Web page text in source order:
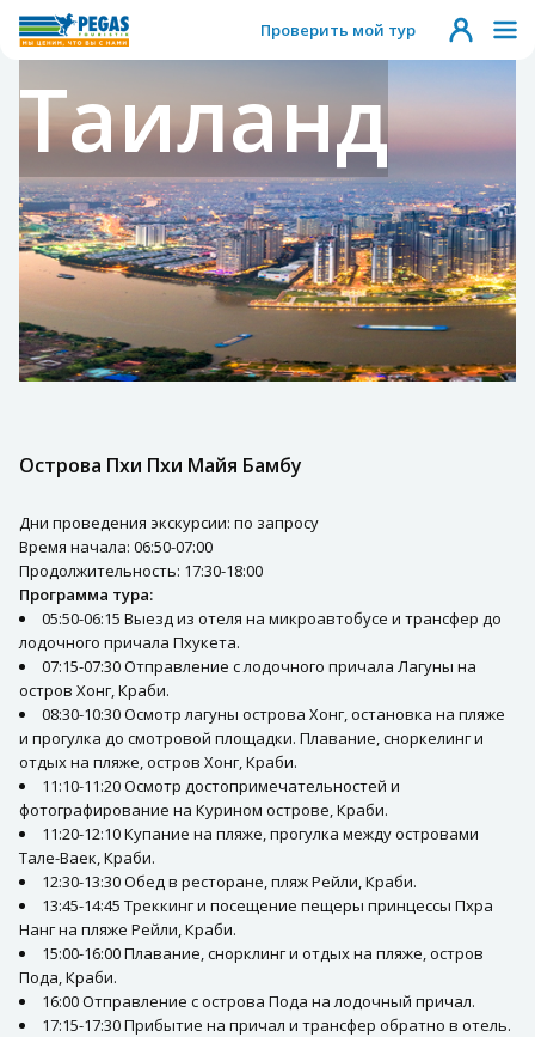
Проверить мой тур
Таиланд
Острова Пхи Пхи Майя Бамбу
Дни проведения экскурсии: по запросу
Время начала: 06:50-07:00
Продолжительность: 17:30-18:00
Программа тура:
05:50-06:15 Выезд из отеля на микроавтобусе и трансфер до
лодочного причала Пхукета.
07:15-07:30 Отправление с лодочного причала Лагуны на
остров Хонг, Краби.
08:30-10:30 Осмотр лагуны острова Хонг, остановка на пляже
и прогулка до смотровой площадки. Плавание, сноркелинг и
отдых на пляже, остров Хонг, Краби.
11:10-11:20 Осмотр достопримечательностей и
фотографирование на Курином острове, Краби.
11:20-12:10 Купание на пляже, прогулка между островами
Тале-Ваек, Краби.
12:30-13:30 Обед в ресторане, пляж Рейли, Краби.
13:45-14:45 Треккинг и посещение пещеры принцессы Пхра
Нанг на пляже Рейли, Краби.
15:00-16:00 Плавание, снорклинг и отдых на пляже, остров
Пода, Краби.
16:00 Отправление с острова Пода на лодочный причал.
17:15-17:30 Прибытие на причал и трансфер обратно в отель.